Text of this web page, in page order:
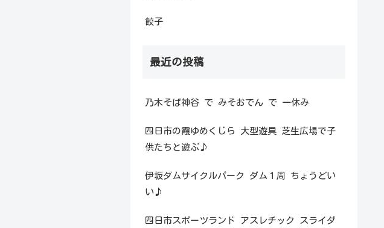
餃子
最近の投稿
乃木そば神谷 で みそおでん で 一休み
四日市の霞ゆめくじら 大型遊具 芝生広場で子
供たちと遊ぶ♪
伊坂ダムサイクルパーク ダム１周 ちょうどい
い♪
四日市スポーツランド アスレチック スライダ